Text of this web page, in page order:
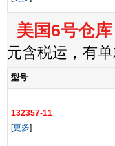
美国6号仓库
元含税运，有
型号
132357-11
[更多]